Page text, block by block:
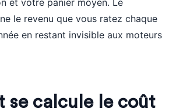
et votre panier moyen. Le
le revenu que vous ratez chaque
en restant invisible aux moteurs
se calcule le coût